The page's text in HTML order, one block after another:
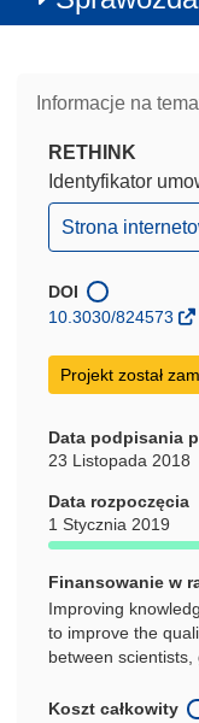
Informacje na
RETHINK
Identyfikator
(odnośnik
otworzy
w
nowym
Strona
DOI
10.3030/824573
Projekt został
Data podpisania
23 Listopada 2018
Data rozpoczęcia
1 Stycznia 2019
Finansowanie w
Improving
to improve the
between
Koszt całkowity